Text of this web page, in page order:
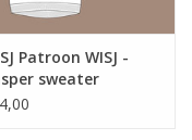
Patroon WISJ -
sweater